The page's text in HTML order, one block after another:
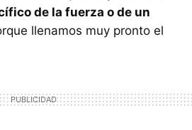
de la fuerza o de un
llenamos muy pronto el